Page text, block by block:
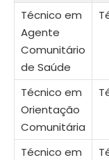
Técnico em
Agente
Comunitário
de Saúde
Técnico em
Orientação
Comunitária
Técnico em